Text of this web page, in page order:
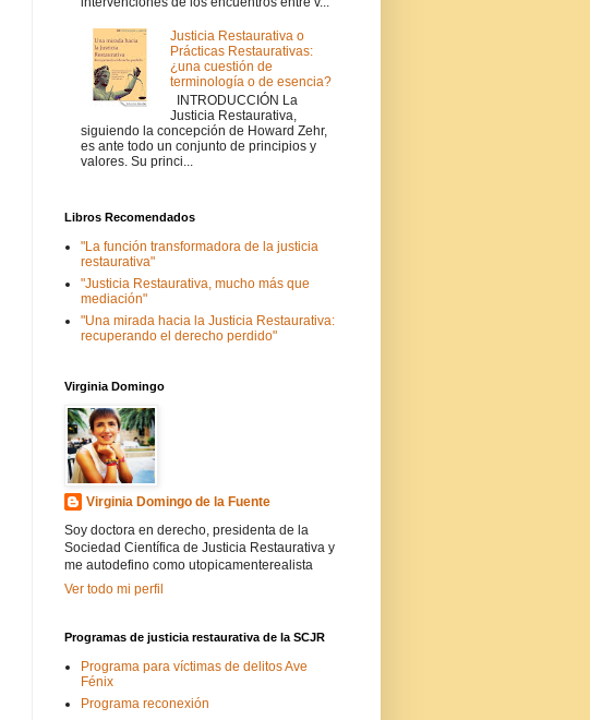
Justicia Restaurativa o
Prácticas Restaurativas:
¿una cuestión de
terminología o de esencia?
INTRODUCCIÓN La
Justicia Restaurativa,
siguiendo la concepción de Howard Zehr,
es ante todo un conjunto de principios y
valores. Su princi...
Libros Recomendados
"La función transformadora de la justicia
restaurativa"
"Justicia Restaurativa, mucho más que
mediación"
"Una mirada hacia la Justicia Restaurativa:
recuperando el derecho perdido"
Virginia Domingo
Virginia Domingo de la Fuente
Soy doctora en derecho, presidenta de la
Sociedad Científica de Justicia Restaurativa y
me autodefino como utopicamenterealista
Ver todo mi perfil
Programas de justicia restaurativa de la SCJR
Programa para víctimas de delitos Ave
Fénix
Programa reconexión